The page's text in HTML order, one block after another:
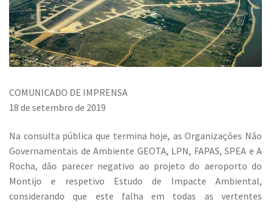
COMUNICADO DE IMPRENSA
18 de setembro de 2019
Na consulta pública que termina hoje, as Organizações Não
Governamentais de Ambiente GEOTA, LPN, FAPAS, SPEA e A
Rocha, dão parecer negativo ao projeto do aeroporto do
Montijo e respetivo Estudo de Impacte Ambiental,
considerando que este falha em todas as vertentes